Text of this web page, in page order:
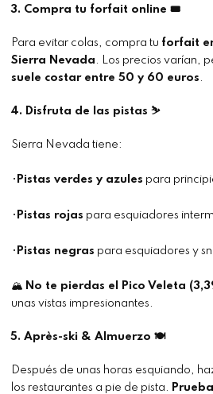
3. Compra tu forfait online 🎟
Para evitar colas, compra tu forfait
Sierra Nevada . Los precios varían,
suele costar entre 50 y 60 euros
4. Disfruta de las pistas ⛷
Sierra Nevada tiene:
• Pistas verdes y azules para
• Pistas rojas para esquiadores
• Pistas negras para esquiadores y
🏔 No te pierdas el Pico Veleta
unas vistas impresionantes.
5. Après-ski & Almuerzo 🍽
Después de unas horas esquiando,
los restaurantes a pie de pista.